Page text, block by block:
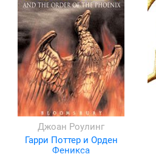
Джоан Роулинг
Гарри Поттер и Орден
Феникса